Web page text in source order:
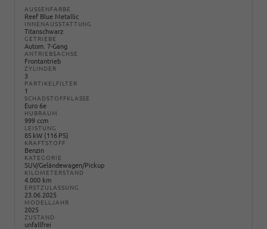
AUSSENFARBE
Reef Blue Metallic
INNENAUSSTATTUNG
Titanschwarz
GETRIEBE
Autom. 7-Gang
ANTRIEBSACHSE
Frontantrieb
ZYLINDER
3
PARTIKELFILTER
1
SCHADSTOFFKLASSE
Euro 6e
HUBRAUM
999 ccm
LEISTUNG
85 kW (116 PS)
KRAFTSTOFF
Benzin
KATEGORIE
SUV/Geländewagen/Pickup
KILOMETERSTAND
4.000 km
ERSTZULASSUNG
23.06.2025
MODELLJAHR
2025
ZUSTAND
unfallfrei